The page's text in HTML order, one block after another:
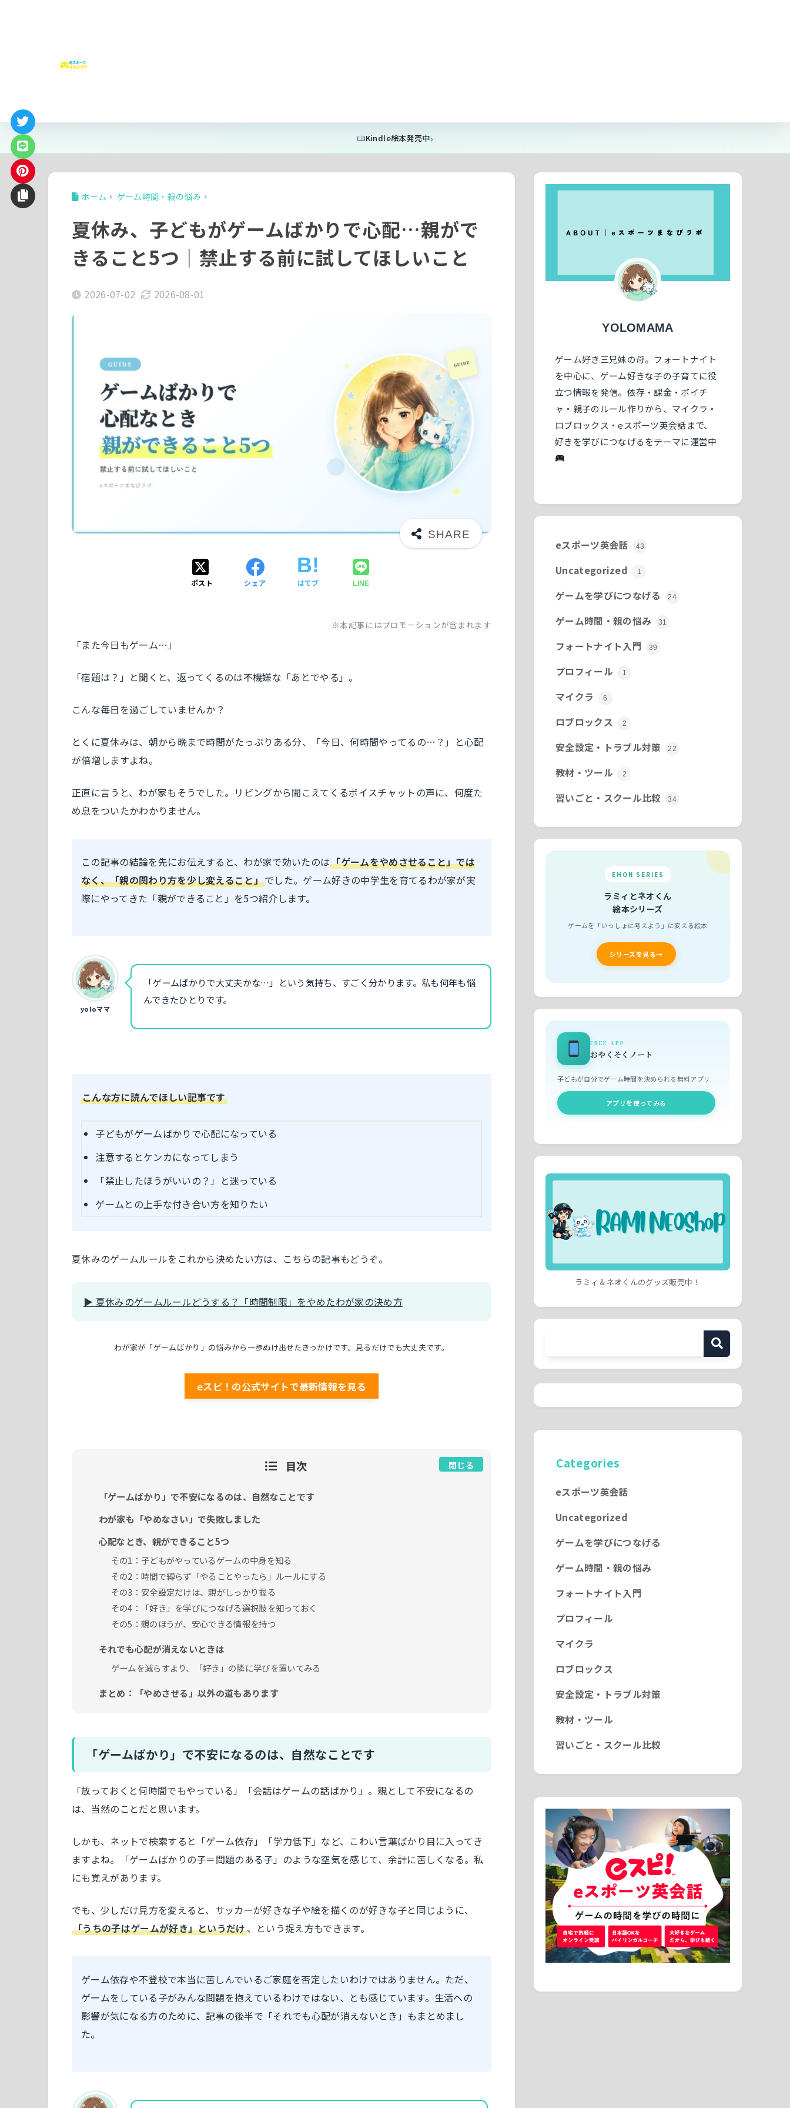
Kindle絵本発売中
ホーム ゲーム時間・親の悩み
夏休み、子どもがゲームばかりで心配…親がで
きること5つ｜禁止する前に試してほしいこと
2026-07-02 2026-08-01
ポスト シェア はてブ LINE
※本記事にはプロモーションが含まれます
「また今日もゲーム…」
「宿題は？」と聞くと、返ってくるのは不機嫌な「あとでやる」。
こんな毎日を過ごしていませんか？
とくに夏休みは、朝から晩まで時間がたっぷりある分、「今日、何時間やってるの…？」と心配
が倍増しますよね。
正直に言うと、わが家もそうでした。リビングから聞こえてくるボイスチャットの声に、何度た
め息をついたかわかりません。
この記事の結論を先にお伝えすると、わが家で効いたのは「ゲームをやめさせること」では
なく、「親の関わり方を少し変えること」でした。ゲーム好きの中学生を育てるわが家が実
際にやってきた「親ができること」を5つ紹介します。
yoloママ
「ゲームばかりで大丈夫かな…」という気持ち、すごく分かります。私も何年も悩
んできたひとりです。
こんな方に読んでほしい記事です
子どもがゲームばかりで心配になっている
注意するとケンカになってしまう
「禁止したほうがいいの？」と迷っている
ゲームとの上手な付き合い方を知りたい
夏休みのゲームルールをこれから決めたい方は、こちらの記事もどうぞ。
▶ 夏休みのゲームルールどうする？「時間制限」をやめたわが家の決め方
わが家が「ゲームばかり」の悩みから一歩ぬけ出せたきっかけです。見るだけでも大丈夫です。
eスピ！の公式サイトで最新情報を見る
目次 閉じる
「ゲームばかり」で不安になるのは、自然なことです
わが家も「やめなさい」で失敗しました
心配なとき、親ができること5つ
その1：子どもがやっているゲームの中身を知る
その2：時間で縛らず「やることやったら」ルールにする
その3：安全設定だけは、親がしっかり握る
その4：「好き」を学びにつなげる選択肢を知っておく
その5：親のほうが、安心できる情報を持つ
それでも心配が消えないときは
ゲームを減らすより、「好き」の隣に学びを置いてみる
まとめ：「やめさせる」以外の道もあります
「ゲームばかり」で不安になるのは、自然なことです
「放っておくと何時間でもやっている」「会話はゲームの話ばかり」。親として不安になるの
は、当然のことだと思います。
しかも、ネットで検索すると「ゲーム依存」「学力低下」など、こわい言葉ばかり目に入ってき
ますよね。「ゲームばかりの子＝問題のある子」のような空気を感じて、余計に苦しくなる。私
にも覚えがあります。
でも、少しだけ見方を変えると、サッカーが好きな子や絵を描くのが好きな子と同じように、
「うちの子はゲームが好き」というだけ、という捉え方もできます。
ゲーム依存や不登校で本当に苦しんでいるご家庭を否定したいわけではありません。ただ、
ゲームをしている子がみんな問題を抱えているわけではない、とも感じています。生活への
影響が気になる方のために、記事の後半で「それでも心配が消えないとき」もまとめまし
た。
YOLOMAMA
ゲーム好き三兄妹の母。フォートナイト
を中心に、ゲーム好きな子の子育てに役
立つ情報を発信。依存・課金・ボイチ
ャ・親子のルール作りから、マイクラ・
ロブロックス・eスポーツ英会話まで、
好きを学びにつなげるをテーマに運営中
eスポーツ英会話 43
Uncategorized 1
ゲームを学びにつなげる 24
ゲーム時間・親の悩み 31
フォートナイト入門 39
プロフィール 1
マイクラ 6
ロブロックス 2
安全設定・トラブル対策 22
教材・ツール 2
習いごと・スクール比較 34
EHON SERIES
ラミィとネオくん
絵本シリーズ
ゲームを「いっしょに考えよう」に変える絵本
シリーズを見る
FREE APP
おやくそくノート
子どもが自分でゲーム時間を決められる無料アプリ
アプリを使ってみる
ラミィ＆ネオくんのグッズ販売中！
Categories
eスポーツ英会話
Uncategorized
ゲームを学びにつなげる
ゲーム時間・親の悩み
フォートナイト入門
プロフィール
マイクラ
ロブロックス
安全設定・トラブル対策
教材・ツール
習いごと・スクール比較